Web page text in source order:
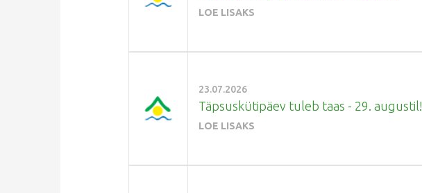
LOE LISAKS
23.07.2026
Täpsuskütipäev tuleb taas - 29. augustil!
LOE LISAKS